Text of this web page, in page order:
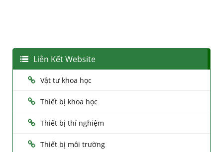
Liên Kết Website
Vật tư khoa học
Thiết bị khoa học
Thiết bị thí nghiệm
Thiết bị môi trường